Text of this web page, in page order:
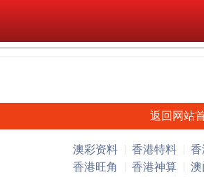
返回网站
澳彩资料 香港特料 香
香港旺角
香港神算 澳